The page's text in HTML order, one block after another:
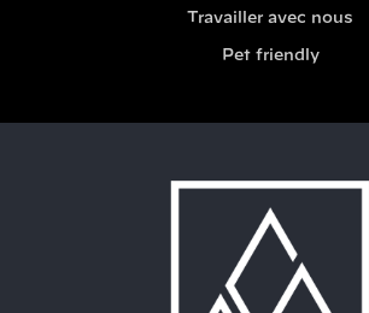
Travailler avec nous
Pet friendly